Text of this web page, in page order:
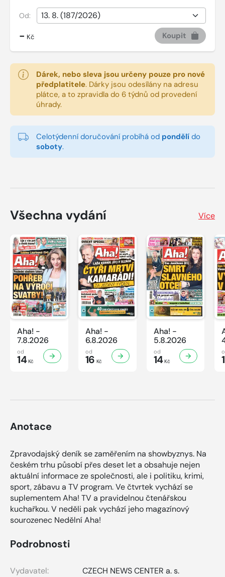
Od:
- Kč Koupit
Dárek, nebo sleva jsou určeny pouze pro nové
předplatitele. Dárky jsou odesílány na adresu
plátce, a to zpravidla do 6 týdnů od provedení
úhrady.
Celotýdenní doručování probíhá od pondělí do
soboty.
Všechna vydání Více
Aha! -
7.8.2026
od
14Kč
Aha! -
6.8.2026
od
16 Kč
Aha! -
5.8.2026
od
14Kč
Anotace
Zpravodajský deník se zaměřením na showbyznys. Na
českém trhu působí přes deset let a obsahuje nejen
aktuální informace ze společnosti, ale i politiku, krimi,
sport, zábavu a TV program. Ve čtvrtek vychází se
suplementem Aha! TV a pravidelnou čtenářskou
kuchařkou. V neděli pak vychází jeho magazínový
sourozenec Nedělní Aha!
Podrobnosti
Vydavatel:
CZECH NEWS CENTER a. s.